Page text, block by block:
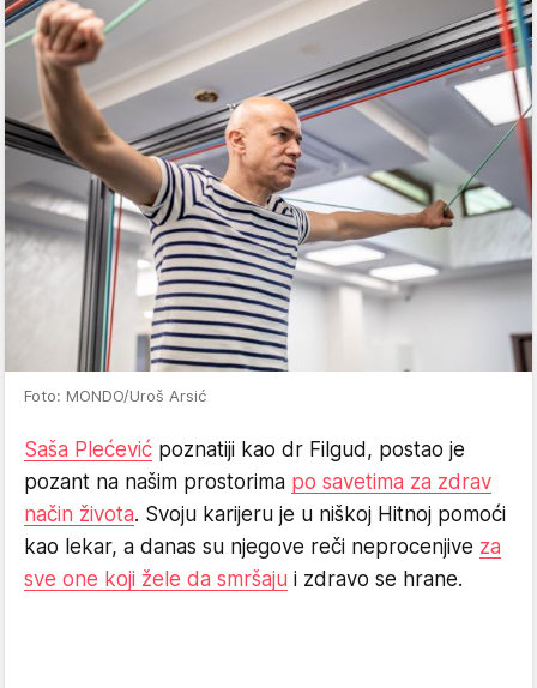
Foto: MONDO/Uroš Arsić
Saša Plećević poznatiji kao dr Filgud, postao je
pozant na našim prostorima po savetima za zdrav
način života. Svoju karijeru je u niškoj Hitnoj pomoći
kao lekar, a danas su njegove reči neprocenjive za
sve one koji žele da smršaju i zdravo se hrane.